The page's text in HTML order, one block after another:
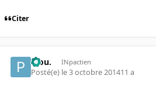
Citer
Piou. INpactien
Posté(e) le 3 octobre 201411 a